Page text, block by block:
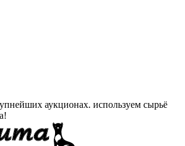
аукционах. используем сырьё